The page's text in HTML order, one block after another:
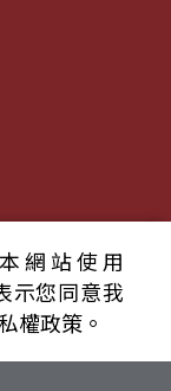
權所有
私權條款
網站使用
示您同意我
權政策。